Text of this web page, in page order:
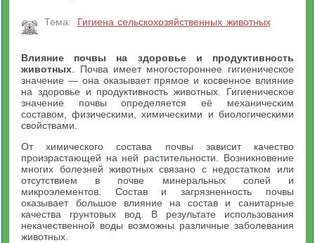
Тема: Гигиена сельскохозяйственных животных
Влияние почвы на здоровье и продуктивность
животных . Почва имеет многостороннее гигиеническое
значение — она оказывает прямое и косвенное влияние
на здоровье и продуктивность животных. Гигиеническое
значение почвы определяется её механическим
составом, физическими, химическими и биологическими
свойствами.
От химического состава почвы зависит качество
произрастающей на ней растительности. Возникновение
многих болезней животных связано с недостатком или
отсутствием в почве минеральных солей и
микроэлементов. Состав и загрязненность почвы
оказывает большое влияние на состав и санитарные
качества грунтовых вод. В результате использования
некачественной воды возможны различные заболевания
животных.